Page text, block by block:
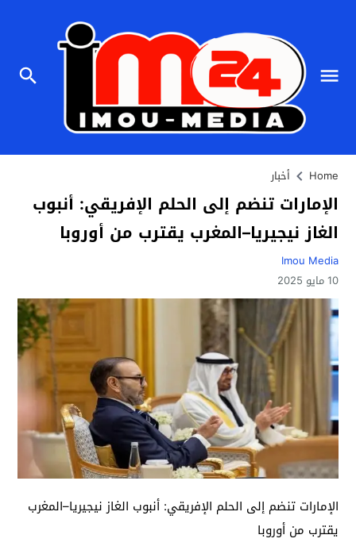
Home أخبار
الإمارات تنضم إلى الحلم الإفريقي: أنبوب
الغاز نيجيريا–المغرب يقترب من أوروبا
Imou Media
10 مايو 2025
الإمارات تنضم إلى الحلم الإفريقي: أنبوب الغاز نيجيريا–المغرب
يقترب من أوروبا